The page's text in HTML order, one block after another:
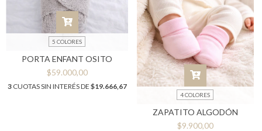
5 COLORES
PORTA ENFANT OSITO
$59.000,00
3CUOTAS SIN INTERÉS DE $19.666,67
4 COLORES
ZAPATITO ALGODÓN
$9.900,00